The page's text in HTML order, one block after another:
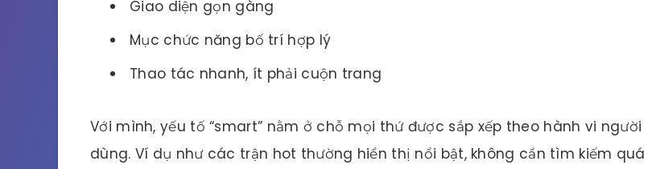
Giao diện gọn gàng
Mục chức năng bố trí hợp lý
Thao tác nhanh, ít phải cuộn trang
Với mình, yếu tố “smart” nằm ở chỗ mọi thứ được sắp xếp theo hành vi người
dùng. Ví dụ như các trận hot thường hiển thị nổi bật, không cần tìm kiếm quá